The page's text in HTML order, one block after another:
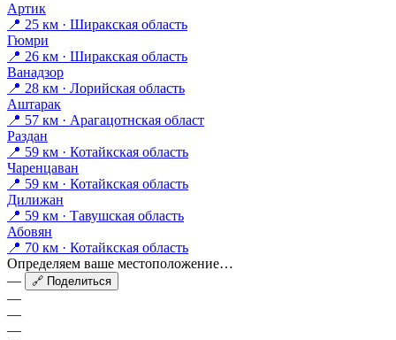
Артик
📍 25 км · Ширакская область
Гюмри
📍 26 км · Ширакская область
Ванадзор
📍 28 км · Лорийская область
Аштарак
📍 57 км · Арагацотнская област
Раздан
📍 59 км · Котайкская область
Чаренцаван
📍 59 км · Котайкская область
Дилижан
📍 59 км · Тавушская область
Абовян
📍 70 км · Котайкская область
Определяем ваше местоположение…
—
🔗 Поделиться
—
—
—